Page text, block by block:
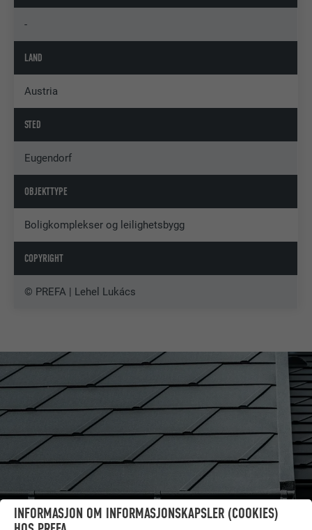
-
LAND
Austria
STED
Eugendorf
OBJEKTTYPE
Boligkomplekser og leilighetsbygg
COPYRIGHT
© PREFA | Lehel Lukács
INFORMASJON OM INFORMASJONSKAPSLER (COOKIES)